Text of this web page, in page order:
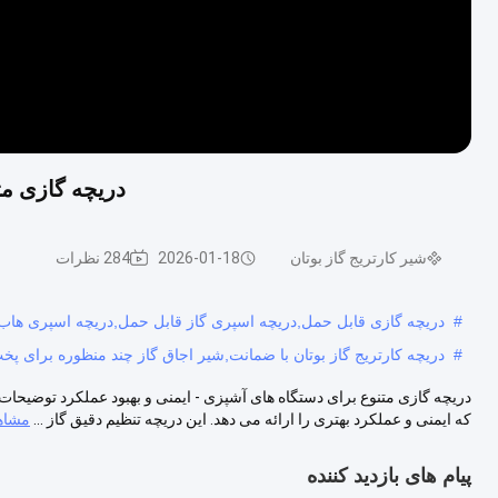
دریچه گازی
شیر کارتریج گاز بوتان 2026-01-18 284 نظرات
# دریچه گازی قابل حمل,دریچه اسپری گاز قابل حمل,دریچه اسپری
# دریچه کارتریج گاز بوتان با ضمانت,شیر اجاق گاز چند منظوره برای
دریچه گازی متنوع برای دستگاه های آشپزی - ایمنی و بهبود عملکرد
که ایمنی و عملکرد بهتری را ارائه می دهد. این دریچه تنظیم دقیق گاز ...
پیام های بازدید کننده